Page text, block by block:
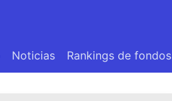
Noticias Rankings de fondos